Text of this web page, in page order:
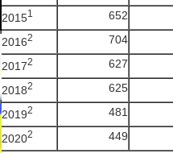
20151 652
20162 704
20172 627
20182 625
20192 481
20202 449